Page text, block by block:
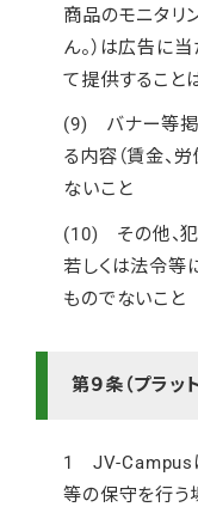
商品のモニタリ
ん。）は広告に
て提供すること
(9) バナー等掲
る内容（賃金、
ないこと
(10) その他、犯
若しくは法令等
ものでないこと
第９条（プラッ
1 JV-Campusは
等の保守を行う